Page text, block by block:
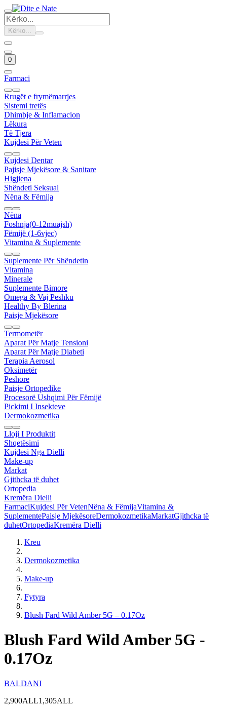
Kërko...
0
Farmaci
Rrugët e frymëmarrjes
Sistemi tretës
Dhimbje & Inflamacion
Lëkura
Të Tjera
Kujdesi Për Veten
Kujdesi Dentar
Pajisje Mjekësore & Sanitare
Higjiena
Shëndeti Seksual
Nëna & Fëmija
Nëna
Foshnja(0-12muajsh)
Fëmijë (1-6vjec)
Vitamina & Suplemente
Suplemente Për Shëndetin
Vitamina
Minerale
Suplemente Bimore
Omega & Vaj Peshku
Healthy By Blerina
Paisje Mjekësore
Termometër
Aparat Për Matje Tensioni
Aparat Për Matje Diabeti
Terapia Aerosol
Oksimetër
Peshore
Paisje Ortopedike
Procesorë Ushqimi Për Fëmijë
Pickimi I Insekteve
Dermokozmetika
Lloji I Produktit
Shqetësimi
Kujdesi Nga Dielli
Make-up
Markat
Gjithcka të duhet
Ortopedia
Kremëra Dielli
FarmaciKujdesi Për VetenNëna & FëmijaVitamina &
SuplementePaisje MjekësoreDermokozmetikaMarkatGjithcka të
duhetOrtopediaKremëra Dielli
Kreu
Dermokozmetika
Make-up
Fytyra
Blush Fard Wild Amber 5G – 0.17Oz
Blush Fard Wild Amber 5G -
0.17Oz
BALDANI
2,900ALL1,305ALL